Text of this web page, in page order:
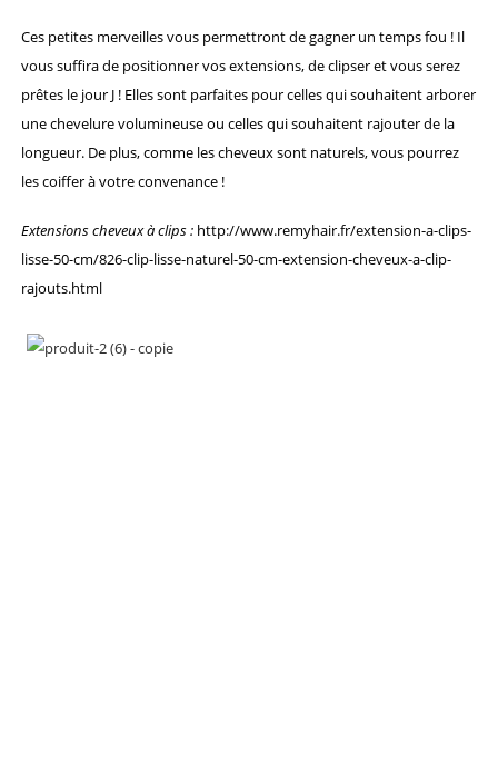
Ces petites merveilles vous permettront de gagner un temps fou ! Il
vous suffira de positionner vos extensions, de clipser et vous serez
prêtes le jour J ! Elles sont parfaites pour celles qui souhaitent arborer
une chevelure volumineuse ou celles qui souhaitent rajouter de la
longueur. De plus, comme les cheveux sont naturels, vous pourrez
les coiffer à votre convenance !
Extensions cheveux à clips : http://www.remyhair.fr/extension-a-clips-
lisse-50-cm/826-clip-lisse-naturel-50-cm-extension-cheveux-a-clip-
rajouts.html